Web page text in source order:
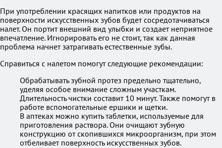
При употреблении красящих напитков или продуктов на
поверхности искусственных зубов будет сосредотачиваться
налет. Он портит внешний вид улыбки и создает неприятное
впечатление. Игнорировать его не стоит, так как данная
проблема начнет затрагивать естественные зубы.
Справиться с налетом помогут следующие рекомендации:
Обрабатывать зубной протез предельно тщательно,
уделяя особое внимание сложным участкам.
Длительность чистки составит 10 минут. Также помогут в
работе вспомогательные ершики и щетки.
В аптеках можно купить таблетки, используемые для
приготовления раствора. Они очищают зубную
конструкцию от скопившихся микроорганизм, при этом
отбеливает поверхность искусственных зубов.